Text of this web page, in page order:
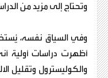
وتحتاج إلى مزيد من
وفي السياق نفسه،
أظهرت دراسات أولية
والكوليسترول وتقليل